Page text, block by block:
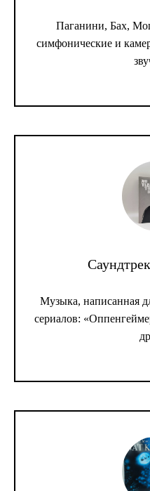
Паганини, Бах,
симфонические и
Музыка, написанная
сериалов: